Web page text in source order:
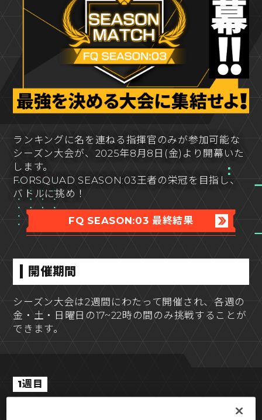
ランキングに名を連ねる指揮官のみが参加可能な
シーズン大会が、2025年8月8日(金)より開幕いた
します。
FORSQUAD SEASON:03王者の栄冠を目指し、
バトルに挑め！
FQ SEASON:03 最終結果
開催期間
シーズン大会は2週間にわたって開催され、各週の
金・土・日曜日の17~22時の間のみ挑戦することが
できます。
1週目